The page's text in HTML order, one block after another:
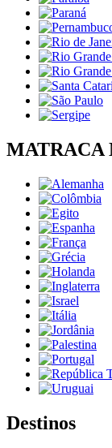
MATRACA
Destinos